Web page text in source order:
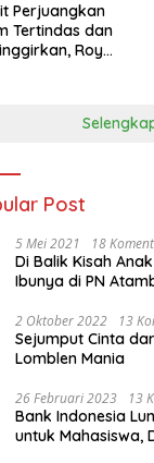
Perjuangkan
Tertindas dan
Roy
Post
5 Mei 2021 18
Di Balik Kisah
Ibunya di PN
2 Oktober 2022 13
Sejumput Cinta
Lomblen Mania
26 Februari 2023 13
Bank Indonesia
untuk Mahasiswa,